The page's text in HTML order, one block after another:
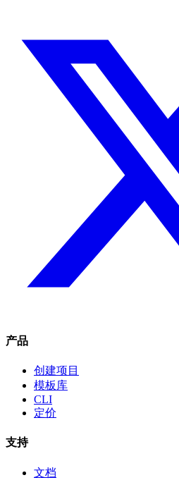
产品
创建项目
模板库
CLI
定价
支持
文档